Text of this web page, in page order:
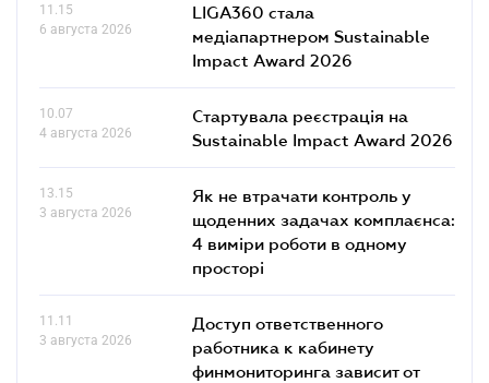
11.15
6 августа 2026
LIGA360 стала
медіапартнером Sustainable
Impact Award 2026
10.07
4 августа 2026
Стартувала реєстрація на
Sustainable Impact Award 2026
13.15
3 августа 2026
Як не втрачати контроль у
щоденних задачах комплаєнса:
4 виміри роботи в одному
просторі
11.11
3 августа 2026
Доступ ответственного
работника к кабинету
финмониторинга зависит от